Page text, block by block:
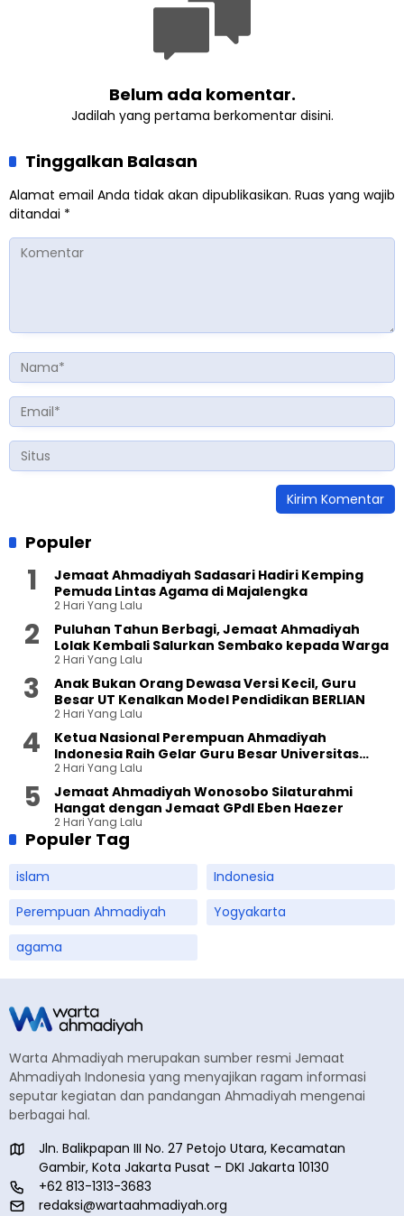
Belum ada komentar.
Jadilah yang pertama berkomentar disini.
Tinggalkan Balasan
Alamat email Anda tidak akan dipublikasikan. Ruas yang wajib
ditandai *
Populer
Jemaat Ahmadiyah Sadasari Hadiri Kemping
Pemuda Lintas Agama di Majalengka
2 Hari Yang Lalu
Puluhan Tahun Berbagi, Jemaat Ahmadiyah
Lolak Kembali Salurkan Sembako kepada Warga
2 Hari Yang Lalu
Anak Bukan Orang Dewasa Versi Kecil, Guru
Besar UT Kenalkan Model Pendidikan BERLIAN
2 Hari Yang Lalu
Ketua Nasional Perempuan Ahmadiyah
Indonesia Raih Gelar Guru Besar Universitas
Terbuka
2 Hari Yang Lalu
Jemaat Ahmadiyah Wonosobo Silaturahmi
Hangat dengan Jemaat GPdI Eben Haezer
2 Hari Yang Lalu
Populer Tag
islam
Indonesia
Perempuan Ahmadiyah
Yogyakarta
agama
Warta Ahmadiyah merupakan sumber resmi Jemaat
Ahmadiyah Indonesia yang menyajikan ragam informasi
seputar kegiatan dan pandangan Ahmadiyah mengenai
berbagai hal.
Jln. Balikpapan III No. 27 Petojo Utara, Kecamatan
Gambir, Kota Jakarta Pusat – DKI Jakarta 10130
+62 813-1313-3683
redaksi@wartaahmadiyah.org